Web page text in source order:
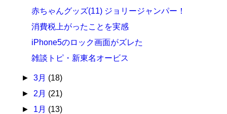
赤ちゃんグッズ(11) ジョリージャンパー！
消費税上がったことを実感
iPhone5のロック画面がズレた
雑談トピ・新東名オービス
► 3月 (18)
► 2月 (21)
► 1月 (13)